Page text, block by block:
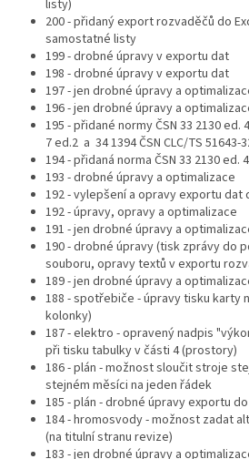
listy)
200 - přidaný export rozvaděčů do
samostatné listy
199 - drobné úpravy v exportu dat
198 - drobné úpravy v exportu dat
197 - jen drobné úpravy a
196 - jen drobné úpravy a
195 - přidané normy ČSN 33 2130 ed.
7 ed.2 a 34 1394 ČSN CLC/TS 51643-
194 - přidaná norma ČSN 33 2130 ed. 4
193 - drobné úpravy a optimalizace
192 - vylepšení a opravy exportu dat
192 - úpravy, opravy a optimalizace
191 - jen drobné úpravy a
190 - drobné úpravy (tisk zprávy do
souboru, opravy textů v exportu
189 - jen drobné úpravy a
188 - spotřebiče - úpravy tisku karty
kolonky)
187 - elektro - opravený nadpis
při tisku tabulky v části 4 (prostory)
186 - plán - možnost sloučit stroje
stejném měsíci na jeden řádek
185 - plán - drobné úpravy exportu
184 - hromosvody - možnost zadat
(na titulní stranu revize)
183 - jen drobné úpravy a